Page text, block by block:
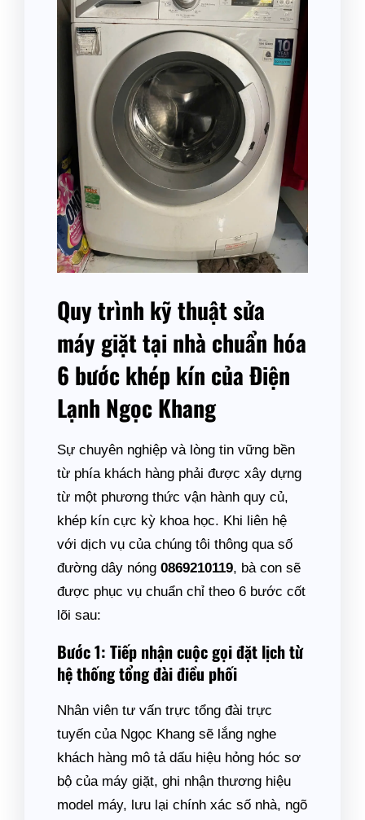
Quy trình kỹ thuật sửa
máy giặt tại nhà chuẩn hóa
6 bước khép kín của Điện
Lạnh Ngọc Khang
Sự chuyên nghiệp và lòng tin vững bền
từ phía khách hàng phải được xây dựng
từ một phương thức vận hành quy củ,
khép kín cực kỳ khoa học. Khi liên hệ
với dịch vụ của chúng tôi thông qua số
đường dây nóng 0869210119, bà con sẽ
được phục vụ chuẩn chỉ theo 6 bước cốt
lõi sau:
Bước 1: Tiếp nhận cuộc gọi đặt lịch từ
hệ thống tổng đài điều phối
Nhân viên tư vấn trực tổng đài trực
tuyến của Ngọc Khang sẽ lắng nghe
khách hàng mô tả dấu hiệu hỏng hóc sơ
bộ của máy giặt, ghi nhận thương hiệu
model máy, lưu lại chính xác số nhà, ngõ